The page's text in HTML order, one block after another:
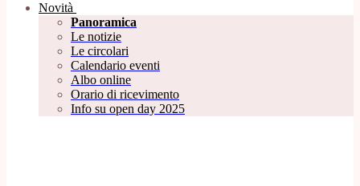
Novità
Panoramica
Le notizie
Le circolari
Calendario eventi
Albo online
Orario di ricevimento
Info su open day 2025